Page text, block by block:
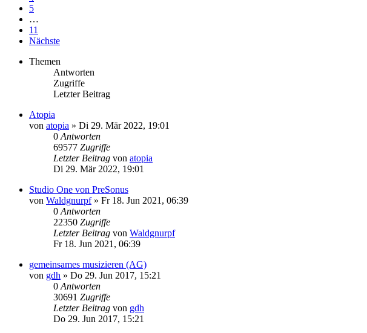
5
…
11
Nächste
Themen
Antworten
Zugriffe
Letzter Beitrag
Atopia
von atopia » Di 29. Mär 2022, 19:01
0 Antworten
69577 Zugriffe
Letzter Beitrag von atopia
Di 29. Mär 2022, 19:01
Studio One von PreSonus
von Waldgnurpf» Fr 18. Jun 2021, 06:39
0 Antworten
22350 Zugriffe
Letzter Beitrag von Waldgnurpf
Fr 18. Jun 2021, 06:39
gemeinsames musizieren (AG)
von gdh » Do 29. Jun 2017, 15:21
0 Antworten
30691 Zugriffe
Letzter Beitrag von gdh
Do 29. Jun 2017, 15:21